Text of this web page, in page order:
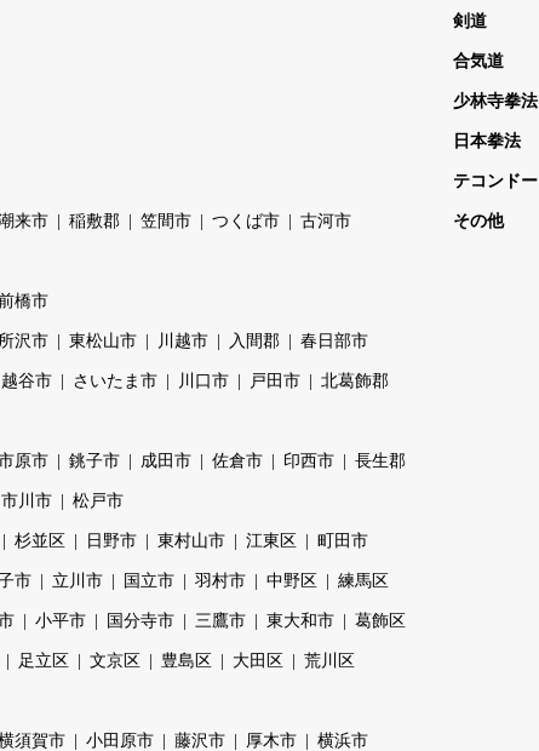
来市 稲敷郡 笠間市 つくば市 古河市
橋市
所沢市 東松山市 川越市 入間郡 春日部市
越谷市 さいたま市 川口市 戸田市 北葛飾郡
原市 銚子市 成田市 佐倉市 印西市 長生郡
市川市 松戸市
杉並区 日野市 東村山市 江東区 町田市
市 立川市 国立市 羽村市 中野区 練馬区
小平市 国分寺市 三鷹市 東大和市 葛飾区
足立区 文京区 豊島区 大田区 荒川区
須賀市 小田原市 藤沢市 厚木市 横浜市
剣道
合気道
少林寺拳法
日本拳法
テコンドー
その他